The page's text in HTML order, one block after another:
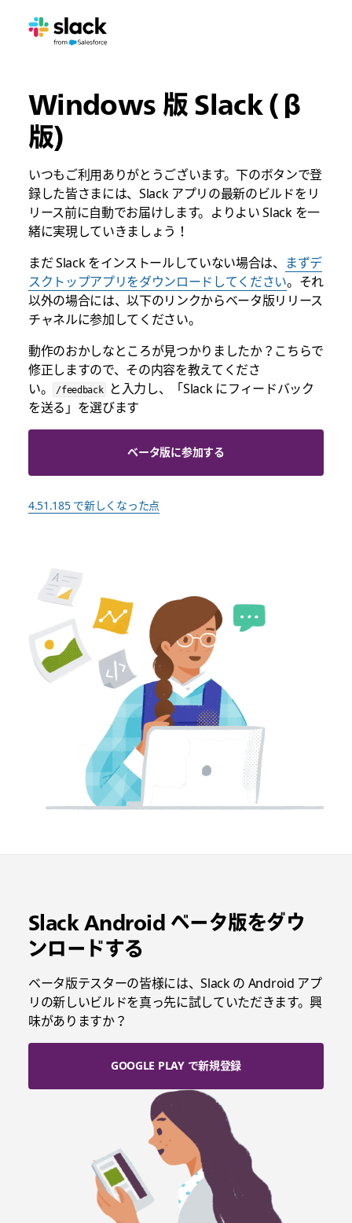
Windows 版 Slack (β
版)
いつもご利用ありがとうございます。下のボタンで登
録した皆さまには、Slack アプリの最新のビルドをリ
リース前に自動でお届けします。よりよい Slack を一
緒に実現していきましょう！
まだ Slack をインストールしていない場合は、
まずデ
スクトップアプリをダウンロードしてください。それ
以外の場合には、以下のリンクからベータ版リリース
チャネルに参加してください。
動作のおかしなところが見つかりましたか？こちらで
修正しますので、その内容を教えてくださ
い。
/feedback
と入力し、「Slack にフィードバック
を送る」を選びます
ベータ版に参加する
4.51.185 で新しくなった点
Slack Android ベータ版をダウ
ンロードする
ベータ版テスターの皆様には、Slack の Android アプ
リの新しいビルドを真っ先に試していただきます。興
味がありますか？
GOOGLE PLAY で新規登録